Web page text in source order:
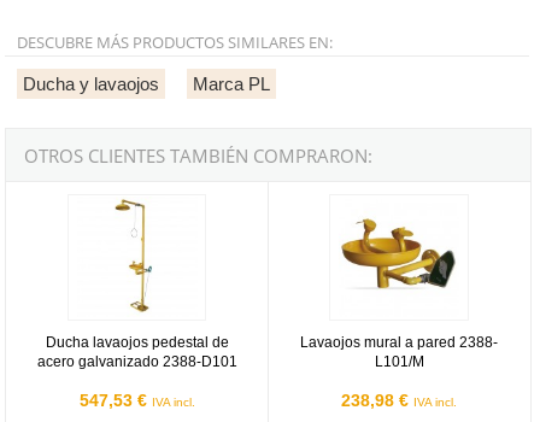
DESCUBRE MÁS PRODUCTOS SIMILARES EN:
Ducha y lavaojos Marca PL
OTROS CLIENTES TAMBIÉN COMPRARON:
Ducha lavaojos pedestal de
acero galvanizado 2388-D101
547,53 € IVA incl.
Ducha lavaojos pedestal de acero galvanizado 2388-D101
Lavaojos mural a pared 2388-
L101/M
238,98 € IVA incl.